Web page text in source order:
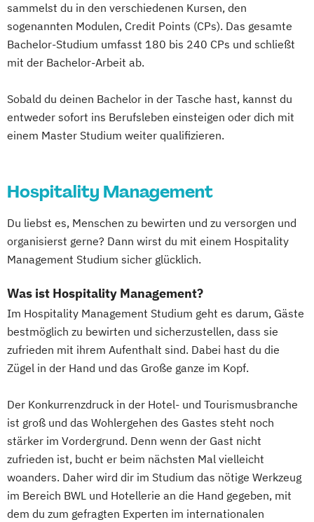
sammelst du in den verschiedenen Kursen, den
sogenannten Modulen, Credit Points (CPs). Das gesamte
Bachelor-Studium umfasst 180 bis 240 CPs und schließt
mit der Bachelor-Arbeit ab.
Sobald du deinen Bachelor in der Tasche hast, kannst du
entweder sofort ins Berufsleben einsteigen oder dich mit
einem Master Studium weiter qualifizieren.
Hospitality Management
Du liebst es, Menschen zu bewirten und zu versorgen und
organisierst gerne? Dann wirst du mit einem Hospitality
Management Studium sicher glücklich.
Was ist Hospitality Management?
Im Hospitality Management Studium geht es darum, Gäste
bestmöglich zu bewirten und sicherzustellen, dass sie
zufrieden mit ihrem Aufenthalt sind. Dabei hast du die
Zügel in der Hand und das Große ganze im Kopf.
Der Konkurrenzdruck in der Hotel- und Tourismusbranche
ist groß und das Wohlergehen des Gastes steht noch
stärker im Vordergrund. Denn wenn der Gast nicht
zufrieden ist, bucht er beim nächsten Mal vielleicht
woanders. Daher wird dir im Studium das nötige Werkzeug
im Bereich BWL und Hotellerie an die Hand gegeben, mit
dem du zum gefragten Experten im internationalen